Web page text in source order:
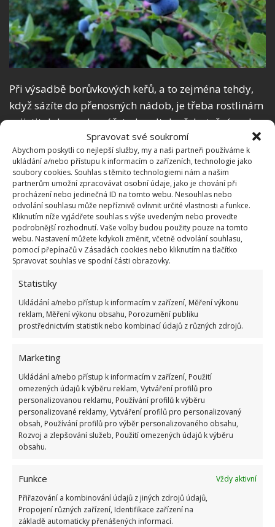
Spravovat své soukromí
Abychom poskytli co nejlepší služby, my a naši partneři používáme k
ukládání a/nebo přístupu k informacím o zařízeních, technologie jako
soubory cookies. Souhlas s těmito technologiemi nám a našim
partnerům umožní zpracovávat osobní údaje, jako je chování při
procházení nebo jedinečná ID na tomto webu. Nesouhlas nebo
odvolání souhlasu může nepříznivě ovlivnit určité vlastnosti a funkce.
Kliknutím níže vyjádřete souhlas s výše uvedeným nebo proveďte
podrobnější rozhodnutí. Vaše volby budou použity pouze na tomto
webu. Nastavení můžete kdykoli změnit, včetně odvolání souhlasu,
pomocí přepínačů v Zásadách cookies nebo kliknutím na tlačítko
Spravovat souhlas ve spodní části obrazovky.
Statistiky
Ukládání a/nebo přístup k informacím v zařízení, Měření výkonu
reklam, Měření výkonu obsahu, Porozumění publiku
prostřednictvím statistik nebo kombinací údajů z různých zdrojů.
Marketing
Ukládání a/nebo přístup k informacím v zařízení, Použití
omezených údajů k výběru reklam, Vytváření profilů pro
personalizovanou reklamu, Používání profilů k výběru
personalizované reklamy, Vytváření profilů pro personalizovaný
obsah, Používání profilů pro výběr personalizovaného obsahu,
Rozvoj a zlepšování služeb, Použití omezených údajů k výběru
obsahu.
Funkce
Vždy aktivní
Přiřazování a kombinování údajů z jiných zdrojů údajů,
Propojení různých zařízení, Identifikace zařízení na
základě automaticky přenášených informací.
Při výsadbě borůvkových keřů, a to zejména tehdy,
když sázíte do přenosných nádob, je třeba rostlinám
zajistit dobrou drenáž, tedy odtok přebytečné vody.
Pokud by borůvky měly přemokřené kořeny,
povede
to k hnilobě kořenového systému a následnému
úhynu rostliny. Tak na to pamatujte – borůvka
přemokřené kořeny nesnáší! Zálivka má být sice
dostatečná, ale voda, kterou rostlina nestačí vypít,
musí z nádoby odtéct.
Drenáž, potřebná při pěstování borůvek
Podobné je to i na záhonu. Jestliže máte dobrou
systému žádný problém. Jestliže však chcete borůvky
vysadit do těžké jílovité půdy, musíte vytvořit
její dno dejte vrstvu 10–15 cm hrubšího štěrku
na ni ještě hrubý písek; teprve pak můžete přisypat
zeminu. Na BydlímeÚtulně jsme také napsali o tom,
jak připravitchlebové hnojivo pro borůvky.